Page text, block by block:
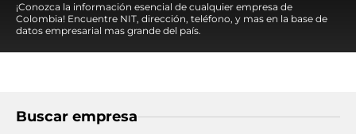
¡Conozca la información esencial de cualquier empresa de
Colombia! Encuentre NIT, dirección, teléfono, y mas en la base de
datos empresarial mas grande del país.
Buscar empresa